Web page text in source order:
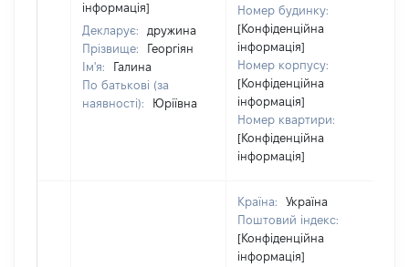
інформація]
Декларує:
дружина
Прізвище:
Георгіян
Ім'я:
Галина
По батькові (за
наявності):
Юріївна
Номер будинку:
[Конфіденційна
інформація]
Номер корпусу:
[Конфіденційна
інформація]
Номер квартири:
[Конфіденційна
інформація]
Країна:
Україна
Поштовий індекс:
[Конфіденційна
інформація]